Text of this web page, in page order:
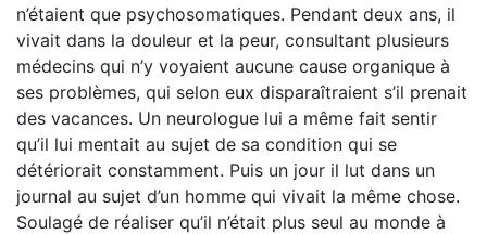
n’étaient que psychosomatiques. Pendant deux ans, il
vivait dans la douleur et la peur, consultant plusieurs
médecins qui n’y voyaient aucune cause organique à
ses problèmes, qui selon eux disparaîtraient s’il prenait
des vacances. Un neurologue lui a même fait sentir
qu’il lui mentait au sujet de sa condition qui se
détériorait constamment. Puis un jour il lut dans un
journal au sujet d’un homme qui vivait la même chose.
Soulagé de réaliser qu’il n’était plus seul au monde à